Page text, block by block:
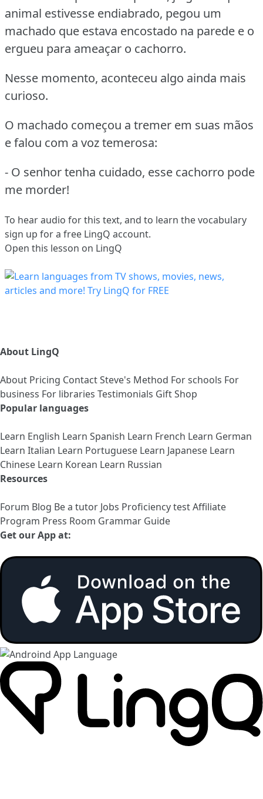
animal estivesse endiabrado, pegou um
machado que estava encostado na parede e o
ergueu para ameaçar o cachorro.
Nesse momento, aconteceu algo ainda mais
curioso.
O machado começou a tremer em suas mãos
e falou com a voz temerosa:
- O senhor tenha cuidado, esse cachorro pode
me morder!
To hear audio for this text, and to learn the vocabulary
sign up for a free LingQ account.
Open this lesson on LingQ
About LingQ
About Pricing ContactSteve's Method For schools For
business For libraries Testimonials Gift Shop
Popular languages
Learn English Learn Spanish Learn French Learn German
Learn Italian Learn Portuguese Learn Japanese Learn
Chinese Learn Korean Learn Russian
Resources
Forum Blog Be a tutor Jobs Proficiency testAffiliate
Program Press Room Grammar Guide
Get our App at: